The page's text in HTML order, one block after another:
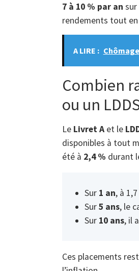
7 à 10 % par an sur
rendements tout
A LIRE :
Combien
ou un
Le Livret A et le
disponibles à tout
été à 2,4 % durant
Sur 1 an, à
Sur5 ans, le
Sur 10 ans, il
Ces placements